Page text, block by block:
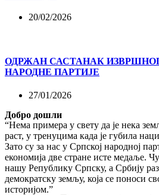
20/02/2026
ОДРЖАН САСТАНАК
НАРОДНЕ ПАРТИЈЕ
27/01/2026
Добро дошли
“Нема примера у свету да је нека
раст, у тренуцима када је губила
Зато су за нас у Српској народној
економија две стране исте медаље.
нашу Републику Српску, а Србију
демократску земљу, која се поноси
историјом.”